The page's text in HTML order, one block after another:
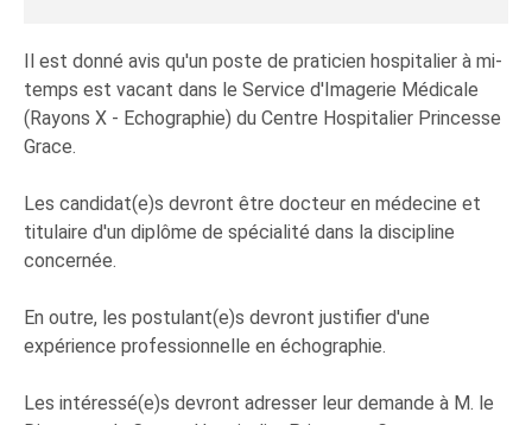
Il est donné avis qu'un poste de praticien hospitalier à mi-
temps est vacant dans le Service d'Imagerie Médicale
(Rayons X - Echographie) du Centre Hospitalier Princesse
Grace.
Les candidat(e)s devront être docteur en médecine et
titulaire d'un diplôme de spécialité dans la discipline
concernée.
En outre, les postulant(e)s devront justifier d'une
expérience professionnelle en échographie.
Les intéressé(e)s devront adresser leur demande à M. le